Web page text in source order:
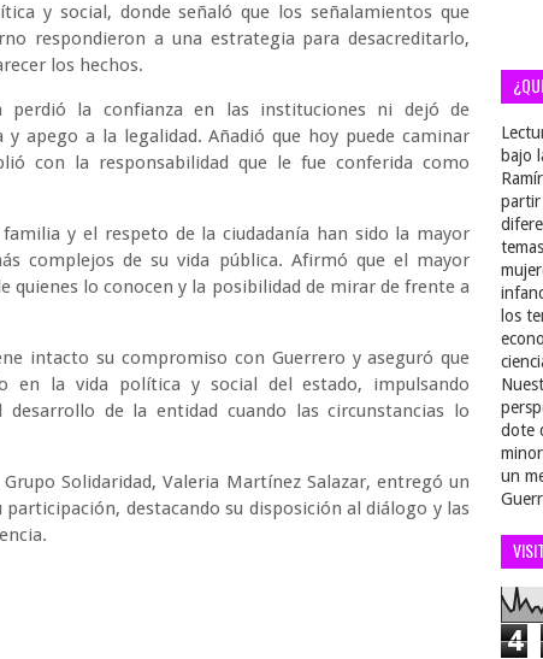
y social, donde señaló que los señalamientos que
respondieron a una estrategia para desacreditarlo,
los hechos.
perdió la confianza en las instituciones ni dejó de
y apego a la legalidad. Añadió que hoy puede caminar
con la responsabilidad que le fue conferida como
y el respeto de la ciudadanía han sido la mayor
complejos de su vida pública. Afirmó que el mayor
quienes lo conocen y la posibilidad de mirar de frente a
intacto su compromiso con Guerrero y aseguró que
en la vida política y social del estado, impulsando
de la entidad cuando las circunstancias lo
Solidaridad, Valeria Martínez Salazar, entregó un
destacando su disposición al diálogo y las
bajo
partir
los
dote
un
4